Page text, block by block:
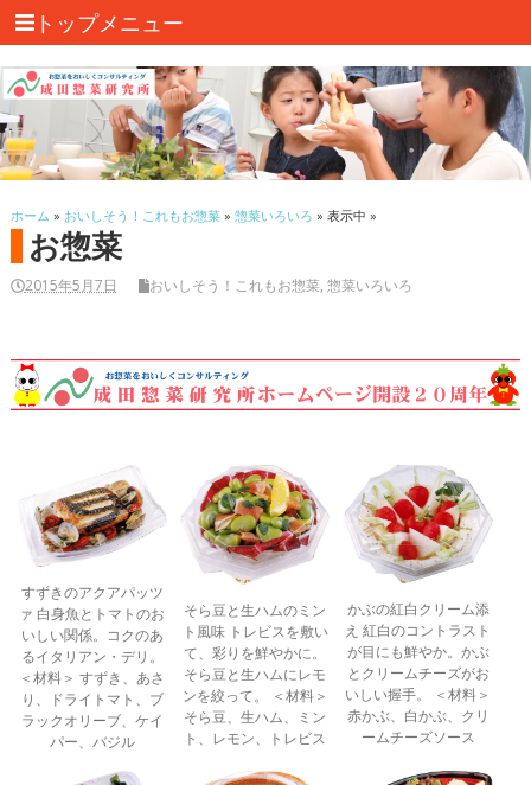
トップメニュー
ホーム » おいしそう！これもお惣菜» 惣菜いろいろ » 表示中 »
お惣菜
2015年5月7日 おいしそう！これもお惣菜, 惣菜いろいろ
すずきのアクアパッツ
ァ 白身魚とトマトのお
いしい関係。コクのあ
るイタリアン・デリ。
＜材料＞ すずき、あさ
り、ドライトマト、ブ
ラックオリーブ、ケイ
パー、バジル
そら豆と生ハムのミン
ト風味 トレビスを敷い
て、彩りを鮮やかに。
そら豆と生ハムにレモ
ンを絞って。 ＜材料＞
そら豆、生ハム、ミン
ト、レモン、トレビス
かぶの紅白クリーム添
え 紅白のコントラスト
が目にも鮮やか。かぶ
とクリームチーズがお
いしい握手。 ＜材料＞
赤かぶ、白かぶ、クリ
ームチーズソース